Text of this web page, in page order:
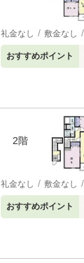
礼金なし 敷金なし
おすすめポイント
2階
礼金なし 敷金なし
おすすめポイント